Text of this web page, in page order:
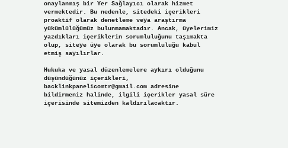
onaylanmış bir Yer Sağlayıcı olarak hizmet
vermektedir. Bu nedenle, sitedeki içerikleri
proaktif olarak denetleme veya araştırma
yükümlülüğümüz bulunmamaktadır. Ancak, üyelerimiz
yazdıkları içeriklerin sorumluluğunu taşımakta
olup, siteye üye olarak bu sorumluluğu kabul
etmiş sayılırlar.
Hukuka ve yasal düzenlemelere aykırı olduğunu
düşündüğünüz içerikleri,
backlinkpanelicomtr@gmail.comadresine
bildirmeniz halinde, ilgili içerikler yasal süre
içerisinde sitemizden kaldırılacaktır.